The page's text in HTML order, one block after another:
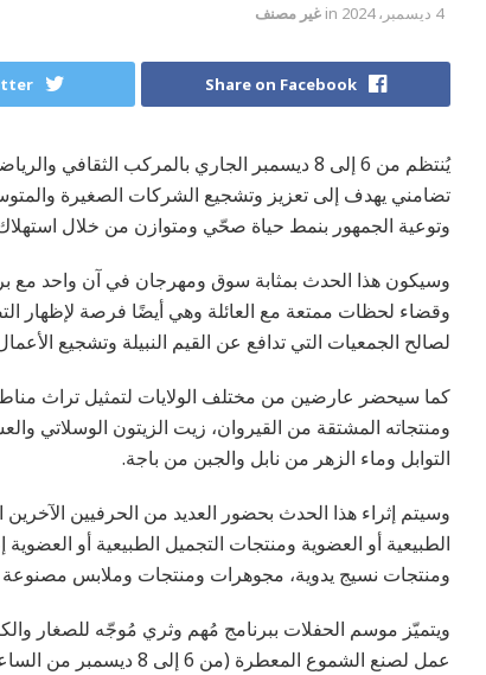
4 ديسمبر، 2024 in غير مصنف
Share on Facebook
يُنتظم من 6 إلى 8 ديسمبر الجاري بالمركب
تضامني يهدف إلى تعزيز وتشجيع الشركات الصغيرة
وتوعية الجمهور بنمط حياة صحّي ومتوازن من خلال
وسيكون هذا الحدث بمثابة سوق ومهرجان في آن واحد مع
وقضاء لحظات ممتعة مع العائلة وهي أيضًا فرصة لإظهار
لصالح الجمعيات التي تدافع عن القيم النبيلة وتشجيع
كما سيحضر عارضين من مختلف الولايات لتمثيل تراث
ومنتجاته المشتقة من القيروان، زيت الزيتون الوسلاتي
التوابل وماء الزهر من نابل والجبن من باجة.
وسيتم إثراء هذا الحدث بحضور العديد من الحرفيين الآخرين
الطبيعية أو العضوية ومنتجات التجميل الطبيعية أو
ومنتجات نسيج يدوية، مجوهرات ومنتجات وملابس مصنوعة
ويتميّز موسم الحفلات ببرنامج مُهم وثري مُوجّه للصغار